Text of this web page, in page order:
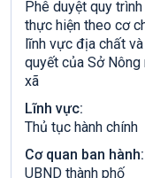
Phê duyệt quy
thực hiện theo cơ
lĩnh vực địa chất
quyết của Sở
xã
Lĩnh vực:
Thủ tục hành chính
Cơ quan ban hành:
UBND thành phố